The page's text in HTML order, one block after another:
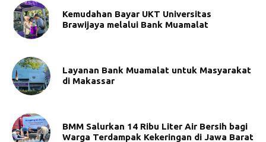
Kemudahan Bayar UKT Universitas
Brawijaya melalui Bank Muamalat
Layanan Bank Muamalat untuk Masyarakat
di Makassar
BMM Salurkan 14 Ribu Liter Air Bersih bagi
Warga Terdampak Kekeringan di Jawa Barat